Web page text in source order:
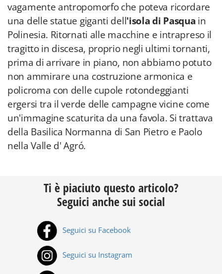
vagamente antropomorfo che poteva ricordare
una delle statue giganti dell'isola di Pasqua in
Polinesia. Ritornati alle macchine e intrapreso il
tragitto in discesa, proprio negli ultimi tornanti,
prima di arrivare in piano, non abbiamo potuto
non ammirare una costruzione armonica e
policroma con delle cupole rotondeggianti
ergersi tra il verde delle campagne vicine come
un'immagine scaturita da una favola. Si trattava
della Basilica Normanna di San Pietro e Paolo
nella Valle d' Agró.
Ti è piaciuto questo articolo?
Seguici anche sui social
Seguici su Facebook
Seguici su Instagram